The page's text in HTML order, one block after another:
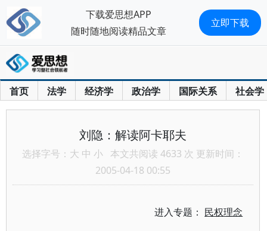
首页 法学 经济学 政治学 国际关系 社会学
刘隐：解读阿卡耶夫
选择字号： 大 中 小 本文共阅读 4633 次 更新时间：
2005-04-18 00:55
进入专题： 民权理念
下载爱思想APP
随时随地阅读精品文章
立即下载